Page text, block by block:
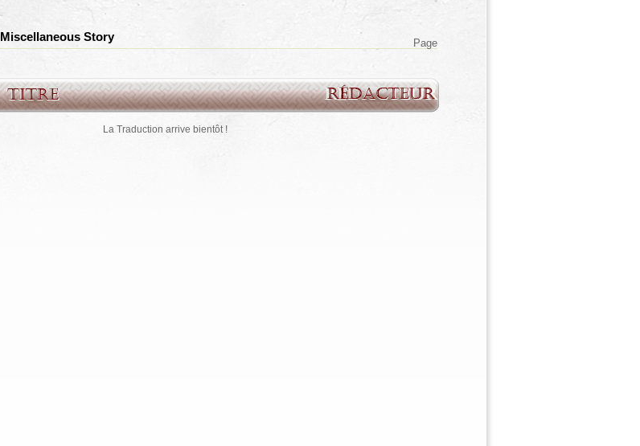
Miscellaneous Story Page
La Traduction arrive bientôt !